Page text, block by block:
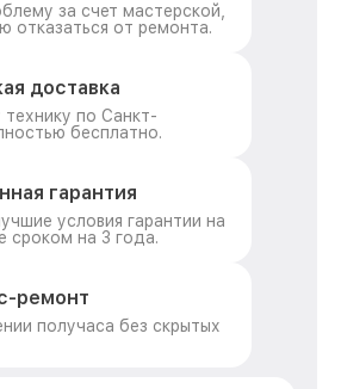
за счет мастерской,
отказаться от ремонта.
доставка
по Санкт-
бесплатно.
гарантия
условия гарантии на
сроком на 3 года.
ремонт
получаса без скрытых